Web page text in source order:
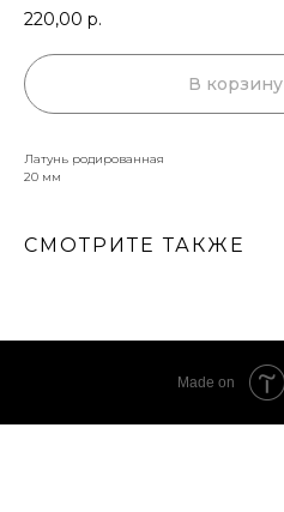
220,00 р.
В корзину
Латунь родированная
20 мм
СМОТРИТЕ ТАКЖЕ
Made on